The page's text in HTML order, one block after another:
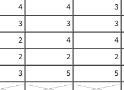
4 4
3
3 3
3
2 4
4
2 2
2
3 5
5